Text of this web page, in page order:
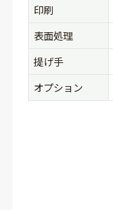
印刷
表面処理
提げ手
オプション